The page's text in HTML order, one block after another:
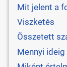
Mit jelent a
Viszketés
Összetett
Mennyi